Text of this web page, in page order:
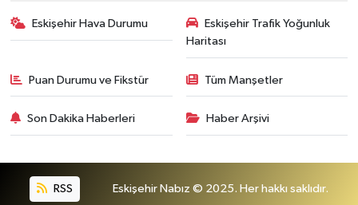
Eskişehir Hava Durumu
Eskişehir Trafik Yoğunluk
Haritası
Puan Durumu ve Fikstür Tüm Manşetler
Son Dakika Haberleri Haber Arşivi
RSS Eskişehir Nabız © 2025. Her hakkı saklıdır.